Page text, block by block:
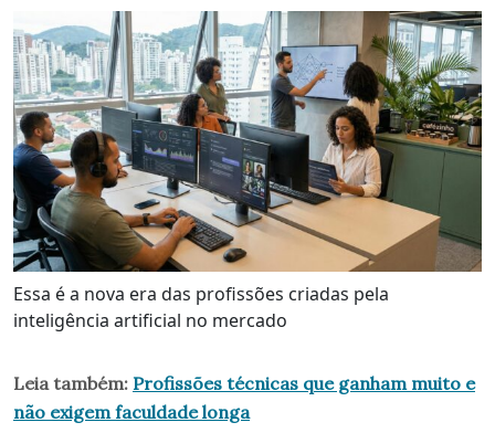
Essa é a nova era das profissões criadas pela
inteligência artificial no mercado
Leia também: Profissões técnicas que ganham muito e
não exigem faculdade longa